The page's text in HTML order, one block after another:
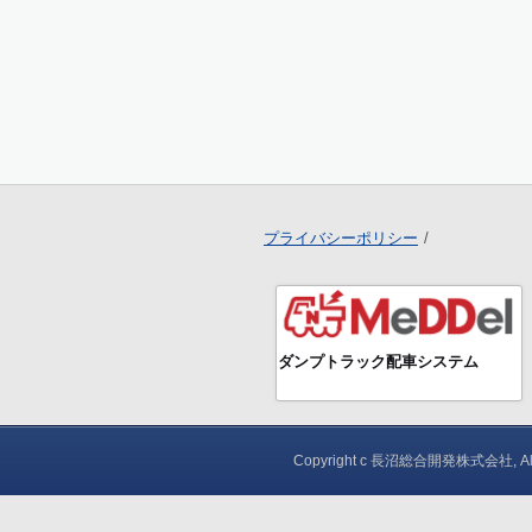
プライバシーポリシー
ダンプトラック配車システム
Copyright c 長沼総合開発株式会社,